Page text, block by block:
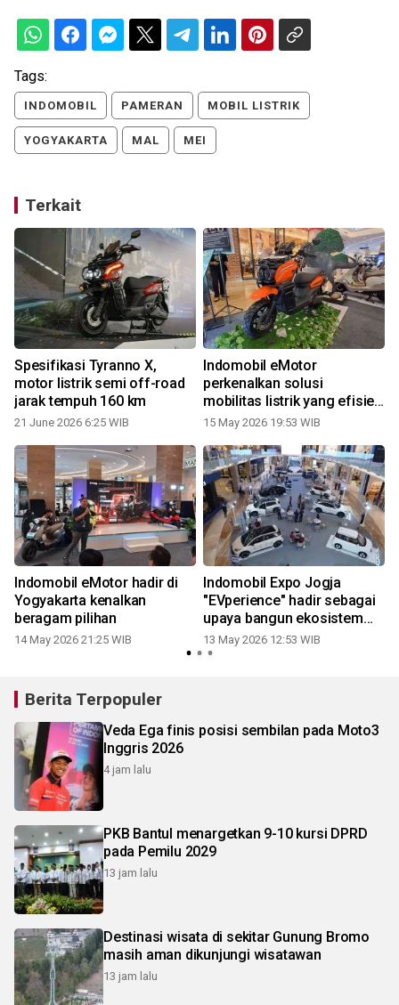
Tags:
INDOMOBIL PAMERAN MOBIL LISTRIK
YOGYAKARTA MAL MEI
Terkait
Spesifikasi Tyranno X,
motor listrik semi off-road
jarak tempuh 160 km
21 June 2026 6:25 WIB
Indomobil eMotor
perkenalkan solusi
mobilitas listrik yang efisien
dan terjangkau
15 May 2026 19:53 WIB
Indomobil eMotor hadir di
Yogyakarta kenalkan
beragam pilihan
14 May 2026 21:25 WIB
Indomobil Expo Jogja
"EVperience" hadir sebagai
upaya bangun ekosistem
mobilitas masa depan
13 May 2026 12:53 WIB
Berita Terpopuler
Veda Ega finis posisi sembilan pada Moto3
Inggris 2026
4 jam lalu
PKB Bantul menargetkan 9-10 kursi DPRD
pada Pemilu 2029
13 jam lalu
Destinasi wisata di sekitar Gunung Bromo
masih aman dikunjungi wisatawan
13 jam lalu